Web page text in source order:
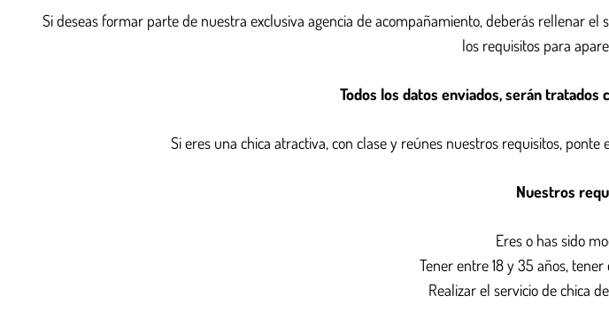
Si deseas formar parte de nuestra exclusiva agencia de acompañamiento, deberás rellenar
los requisitos para
Todos los datos enviados, serán
Si eres una chica atractiva, con clase y reúnes nuestros requisitos,
Nuestros
Eres o has sido
Tener entre 18 y 35 años,
Realizar el servicio de chica